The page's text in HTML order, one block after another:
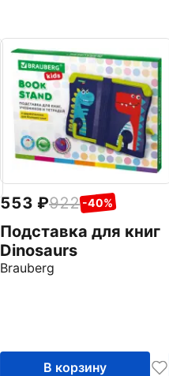
553 922 -40%
Подставка для книг
Dinosaurs
Brauberg
В корзину